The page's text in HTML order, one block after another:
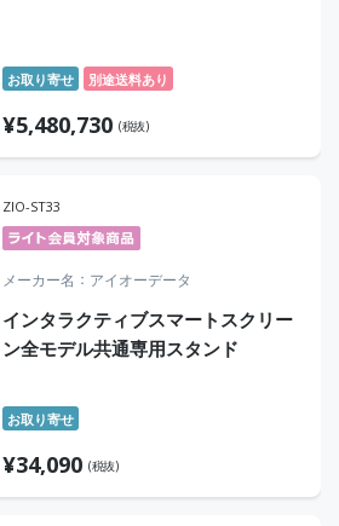
お取り寄せ 別途送料あり
¥5,480,730 (税抜)
ZIO-ST33
メーカー名 アイオーデータ
インタラクティブスマートスクリー
ン全モデル共通専用スタンド
お取り寄せ
¥34,090 (税抜)